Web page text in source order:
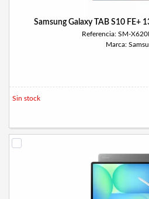
Samsung Galaxy TAB S10 FE+
Referencia: SM-
Marca:
Sin stock